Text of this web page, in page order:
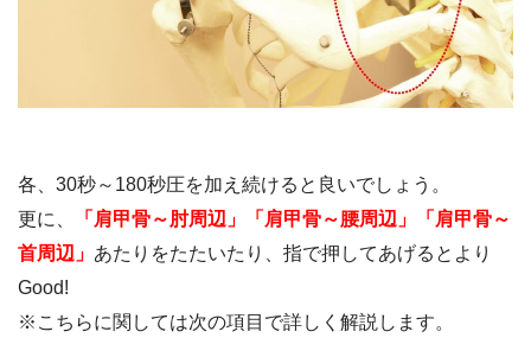
各、30秒～180秒圧を加え続けると良いでしょう。
更に、
「肩甲骨～肘周辺」「肩甲骨～腰周辺」「肩甲骨～
首周辺」 あたりをたたいたり、指で押してあげるとより
Good!
※こちらに関しては次の項目で詳しく解説します。